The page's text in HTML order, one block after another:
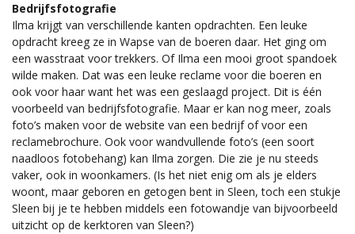
Bedrijfsfotografie
Ilma krijgt van verschillende kanten opdrachten. Een leuke
opdracht kreeg ze in Wapse van de boeren daar. Het ging om
een wasstraat voor trekkers. Of Ilma een mooi groot spandoek
wilde maken. Dat was een leuke reclame voor die boeren en
ook voor haar want het was een geslaagd project. Dit is één
voorbeeld van bedrijfsfotografie. Maar er kan nog meer, zoals
foto’s maken voor de website van een bedrijf of voor een
reclamebrochure. Ook voor wandvullende foto’s (een soort
naadloos fotobehang) kan Ilma zorgen. Die zie je nu steeds
vaker, ook in woonkamers. (Is het niet enig om als je elders
woont, maar geboren en getogen bent in Sleen, toch een stukje
Sleen bij je te hebben middels een fotowandje van bijvoorbeeld
uitzicht op de kerktoren van Sleen?)